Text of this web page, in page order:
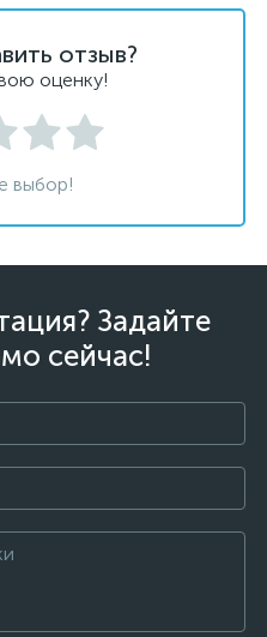
отзыв?
оценку!
выбор!
Задайте
сейчас!